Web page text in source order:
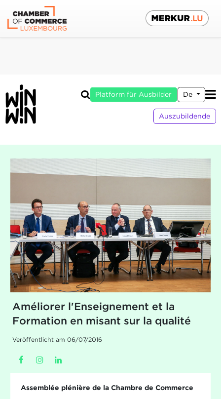
Platform für Ausbilder De
Auszubildende
Améliorer l'Enseignement et la
Formation en misant sur la qualité
Veröffentlicht am 06/07/2016
Assemblée plénière de la Chambre de Commerce